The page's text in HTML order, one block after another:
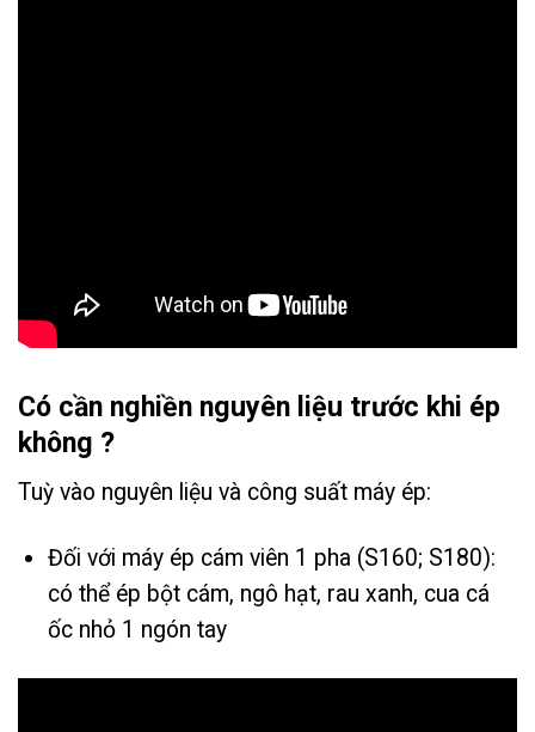
Có cần nghiền nguyên liệu trước khi ép
không ?
Tuỳ vào nguyên liệu và công suất máy ép:
Đối với máy ép cám viên 1 pha (S160; S180):
có thể ép bột cám, ngô hạt, rau xanh, cua cá
ốc nhỏ 1 ngón tay